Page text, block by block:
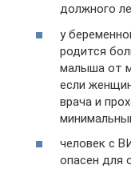
должного
у
родится
малыша от
если
врача и
человек с
опасен для